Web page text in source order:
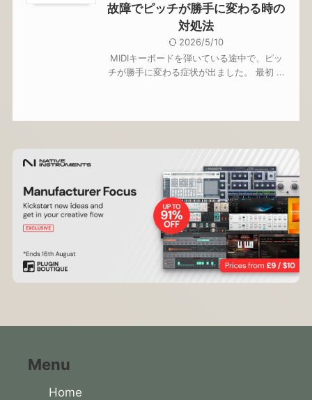
故障でピッチが勝手に変わる時の
対処法
2026/5/10
MIDIキーボードを弾いている途中で、ピッ
チが勝手に変わる症状が出ました。 最初 ...
Menu
Home